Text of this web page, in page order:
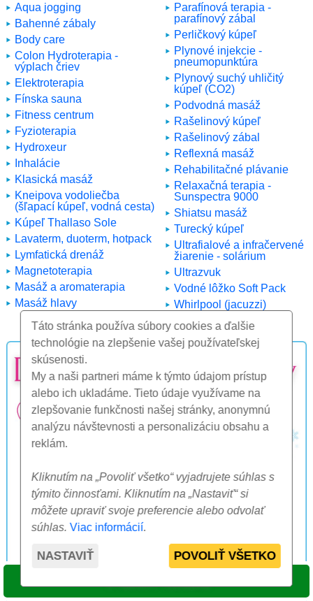
Táto stránka používa súbory cookies a ďalšie
technológie na zlepšenie vašej používateľskej
skúsenosti.
My a naši partneri máme k týmto údajom prístup
alebo ich ukladáme. Tieto údaje využívame na
zlepšovanie funkčnosti našej stránky, anonymnú
analýzu návštevnosti a personalizáciu obsahu a
reklám.
Kliknutím na „Povoliť všetko“ vyjadrujete súhlas s
týmito činnosťami. Kliknutím na „Nastaviť“ si
môžete upraviť svoje preferencie alebo odvolať
súhlas. Viac informácií.
NASTAVIŤ POVOLIŤ VŠETKO
Aqua jogging
Bahenné zábaly
Body care
Colon Hydroterapia -
výplach čriev
Elektroterapia
Fínska sauna
Fitness centrum
Fyzioterapia
Hydroxeur
Inhalácie
Klasická masáž
Kneipova vodoliečba
(šľapací kúpeľ, vodná cesta)
Kúpeľ Thallaso Sole
Lavaterm, duoterm, hotpack
Lymfatická drenáž
Magnetoterapia
Masáž a aromaterapia
Masáž hlavy
Parafínová terapia -
parafínový zábal
Perličkový kúpeľ
Plynové injekcie -
pneumopunktúra
Plynový suchý uhličitý
kúpeľ (CO2)
Podvodná masáž
Rašelinový kúpeľ
Rašelinový zábal
Reflexná masáž
Rehabilitačné plávanie
Relaxačná terapia -
Sunspectra 9000
Shiatsu masáž
Turecký kúpeľ
Ultrafialové a infračervené
žiarenie - solárium
Ultrazvuk
Vodné lôžko Soft Pack
Whirlpool (jacuzzi)
Zábaly